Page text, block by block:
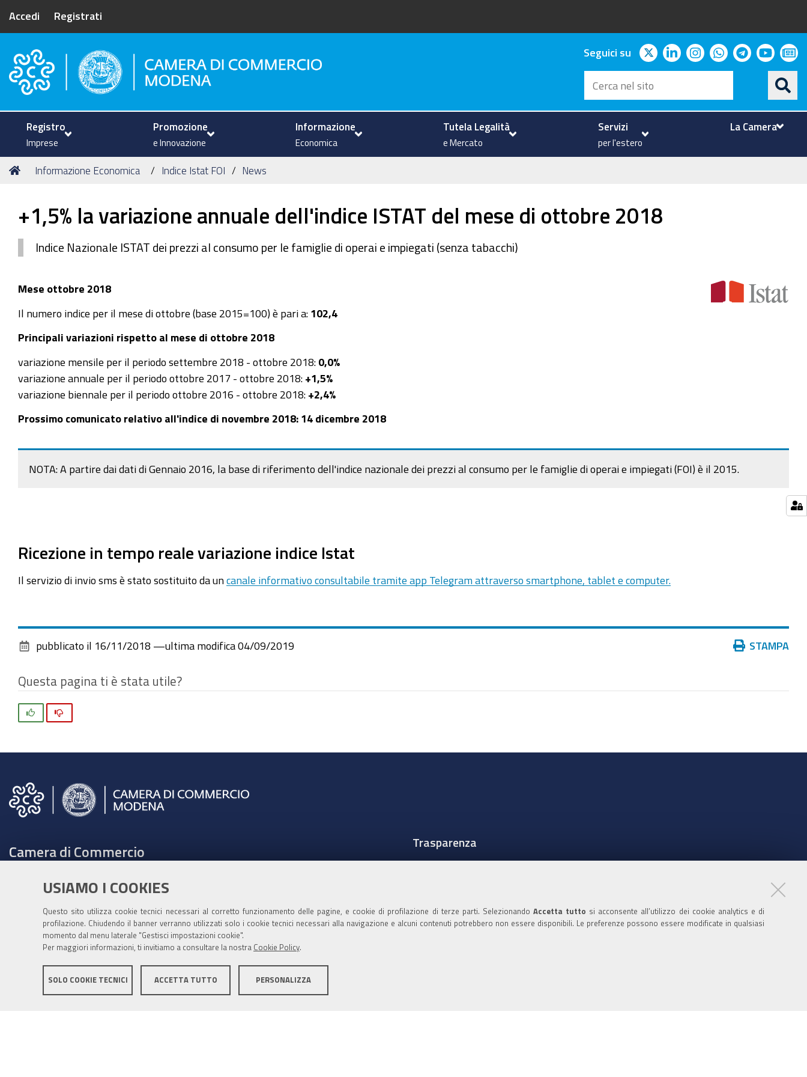
USIAMO I COOKIES
Questo sito utilizza cookie tecnici necessari al corretto funzionamento delle pagine, e cookie di profilazione di terze parti. SelezionandoAccetta tutto si acconsente all’utilizzo dei cookie analytics e di
profilazione. Chiudendo il banner verranno utilizzati solo i cookie tecnici necessari alla navigazione e alcuni contenuti potrebbero non essere disponibili. Le preferenze possono essere modificate in qualsiasi
momento dal menu laterale "Gestisci impostazioni cookie".
Per maggiori informazioni, ti invitiamo a consultare la nostra Cookie Policy
SOLO COOKIE TECNICI ACCETTA TUTTO PERSONALIZZA
Accedi Registrati
Camera di Commercio di Modena
Seguici su twitterlinkedininstagram
whatsapp
telegram
Cerca
nel
sito
Registro
Imprese
Promozione
e Innovazione
Informazione
Economica
Tutela Legalità
e Mercato
Servizi
per l'estero
La Camera
Tu
Home
Informazione Economica Indice Istat FOI News
+1,5% la variazione annuale dell'indice ISTAT del mese di ottobre 2018
Indice Nazionale ISTAT dei prezzi al consumo per le famiglie di operai e impiegati (senza tabacchi)
Mese ottobre 2018
Il numero indice per il mese di ottobre (base 2015=100) è pari a: 102,4
Principali variazioni rispetto al mese di ottobre 2018
variazione mensile per il periodo settembre 2018 - ottobre 2018: 0,0%
variazione annuale per il periodo ottobre 2017 - ottobre 2018: +1,5%
variazione biennale per il periodo ottobre 2016 - ottobre 2018: +2,4%
Prossimo comunicato relativo all'indice di novembre 2018: 14 dicembre 2018
NOTA: A partire dai dati di Gennaio 2016, la base di riferimento dell'indice nazionale dei prezzi al consumo per le famiglie di operai e impiegati (FOI) è il 2015.
Ricezione in tempo reale variazione indice Istat
Il servizio di invio sms è stato sostituito da un canale informativo consultabile tramite app Telegram attraverso smartphone, tablet e computer.
Azioni STAMPA
pubblicato il 16/11/2018 —ultima modifica 04/09/2019
Questa pagina ti è stata utile?
Camera di Commercio
Tel. 059208111 -URP
Contabilità speciale Banca d'Italia:
IT75Q 01000 04306 TU00 0001 3855
Fatt. elettronica - Cod. univoco: XECKYI
cameradicommercio@mo.legalmail.camcom.it
Trasparenza
Pubblicità Legale